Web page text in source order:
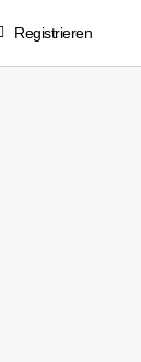
Registrieren